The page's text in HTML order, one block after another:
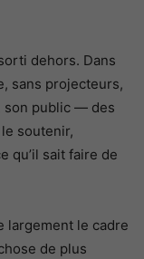
dehors. Dans
sans projecteurs,
son public — des
soutenir,
qu’il sait faire de
largement le cadre
de plus